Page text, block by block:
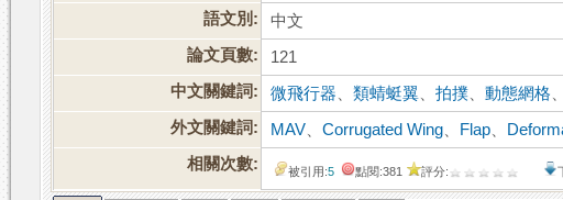
語文別:
中文
論文頁數:
121
中文關鍵詞:
微飛行器 、類蜻蜓翼 、拍撲 、動態網格
外文關鍵詞:
MAV 、Corrugated Wing Flap
相關次數:
被引用:5 點閱:381 評分: